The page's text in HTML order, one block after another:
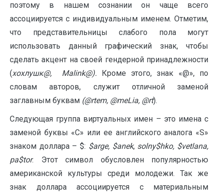
поэтому в нашем сознании он чаще всего
ассоциируется с индивидуальным именем. Отметим,
что представительницы слабого пола могут
использовать данный графический знак, чтобы
сделать акцент на своей гендерной принадлежности
(хохлушк@, Malink@). Кроме этого, знак «@», по
словам авторов, служит отличной заменой
заглавным буквам (@rtem, @meLia, @rt).
Следующая группа виртуальных имен – это имена с
заменой буквы «С» или ее английского аналога «S»
знаком доллара – $: $arge, $anek, solny$hko, $vetlana,
pa$tor. Этот символ обусловлен популярностью
американской культуры среди молодежи. Так же
знак доллара ассоциируется с материальным